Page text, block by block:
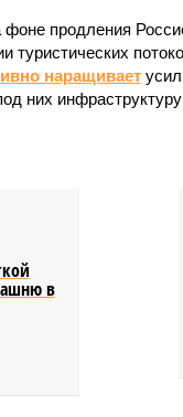
продления
туристических
наращивает
них
в